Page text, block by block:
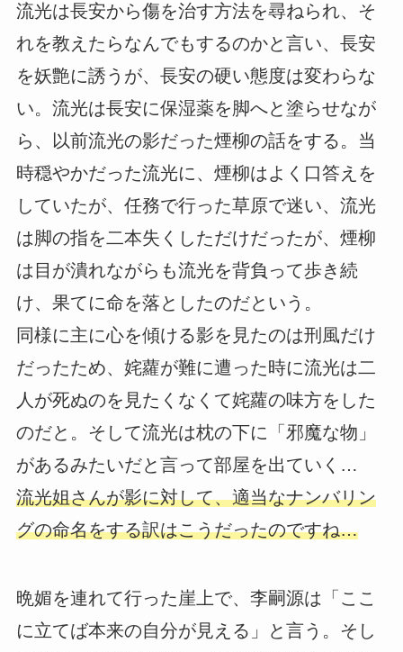
流光は長安から傷を治す方法を尋ねられ、そ
れを教えたらなんでもするのかと言い、長安
を妖艶に誘うが、長安の硬い態度は変わらな
い。流光は長安に保湿薬を脚へと塗らせなが
ら、以前流光の影だった煙柳の話をする。当
時穏やかだった流光に、煙柳はよく口答えを
していたが、任務で行った草原で迷い、流光
は脚の指を二本失くしただけだったが、煙柳
は目が潰れながらも流光を背負って歩き続
け、果てに命を落としたのだという。
同様に主に心を傾ける影を見たのは刑風だけ
だったため、姹蘿が難に遭った時に流光は二
人が死ぬのを見たくなくて姹蘿の味方をした
のだと。そして流光は枕の下に「邪魔な物」
があるみたいだと言って部屋を出ていく…
流光姐さんが影に対して、適当なナンバリン
グの命名をする訳はこうだったのですね…
晩媚を連れて行った崖上で、李嗣源は「ここ
に立てば本来の自分が見える」と言う。そし